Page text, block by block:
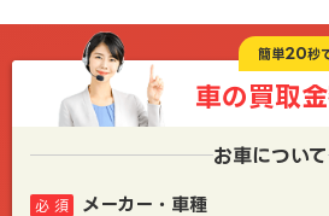
簡単20秒
車の買取
お車について
メーカー・車種
必 須